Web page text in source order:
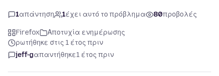
1απάντηση 1έχει αυτό το πρόβλημα 80προβολές
Firefox
Αποτυχία ενημέρωσης
ρωτήθηκε στις 1 έτος πριν
jeff-gαπαντήθηκε1 έτος πριν